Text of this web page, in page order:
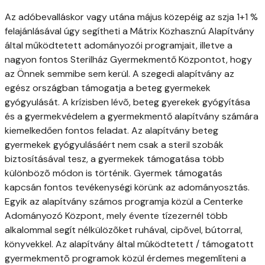
Az adóbevalláskor vagy utána május közepéig az szja 1+1 %
felajánlásával úgy segítheti a Mátrix Közhasznú Alapítvány
által működtetett adományozói programjait, illetve a
nagyon fontos Sterilház Gyermekmentő Központot, hogy
az Önnek semmibe sem kerül. A szegedi alapítvány az
egész országban támogatja a beteg gyermekek
gyógyulását. A krízisben lévõ, beteg gyerekek gyógyítása
és a gyermekvédelem a gyermekmentő alapítvány számára
kiemelkedően fontos feladat. Az alapítvány beteg
gyermekek gyógyulásáért nem csak a steril szobák
biztosításával tesz, a gyermekek támogatása több
különbözõ módon is történik. Gyermek támogatás
kapcsán fontos tevékenységi körünk az adományosztás.
Egyik az alapítvány számos programja közül a Centerke
Adományozó Központ, mely évente tízezernél több
alkalommal segít nélkülözõket ruhával, cipõvel, bútorral,
könyvekkel. Az alapítvány által mûködtetett / támogatott
gyermekmentõ programok közül érdemes megemlíteni a